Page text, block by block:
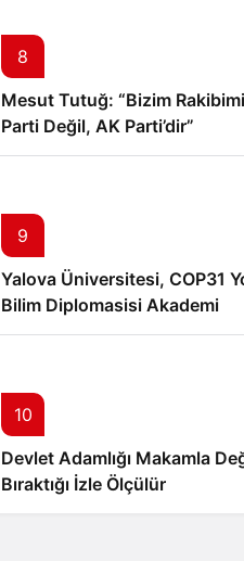
8
Mesut Tutuğ: “Bizim
Parti Değil, AK Parti’dir”
9
Yalova Üniversitesi, COP31
Bilim Diplomasisi Akademi
Lansmanında Yerini Aldı
10
Devlet Adamlığı Makamla
Bıraktığı İzle Ölçülür